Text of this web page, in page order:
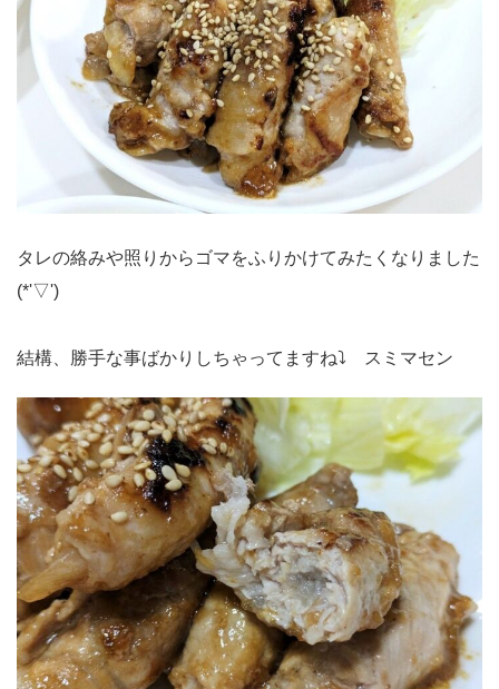
タレの絡みや照りからゴマをふりかけてみたくなりました
(*'▽')
結構、勝手な事ばかりしちゃってますね⤵ スミマセン